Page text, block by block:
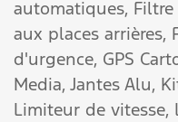
automatiques, Filtre
aux places arrières,
d'urgence, GPS
Media, Jantes Alu,
Limiteur de vitesse,